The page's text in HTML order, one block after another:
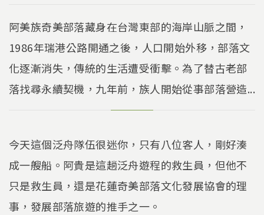
阿美族奇美部落藏身在台灣東部的海岸山脈之間，
1986年瑞港公路開通之後，人口開始外移，部落文
化逐漸消失，傳統的生活遭受衝擊。為了替古老部
落找尋永續契機，九年前，族人開始從事部落營造...
今天這個泛舟隊伍很迷你，只有八位客人，剛好湊
成一艘船。阿貴是這趟泛舟遊程的救生員，但他不
只是救生員，還是花蓮奇美部落文化發展協會的理
事，發展部落旅遊的推手之一。